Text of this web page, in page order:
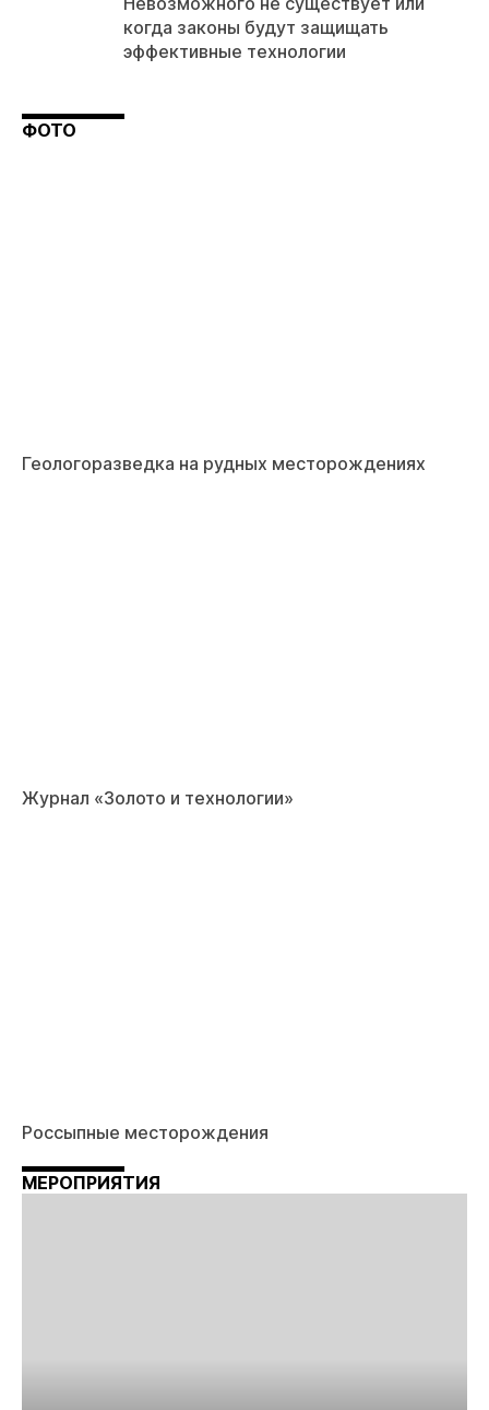
когда законы будут защищать
эффективные технологии
ФОТО
Геологоразведка на рудных месторождениях
Журнал «Золото и технологии»
Россыпные месторождения
МЕРОПРИЯТИЯ